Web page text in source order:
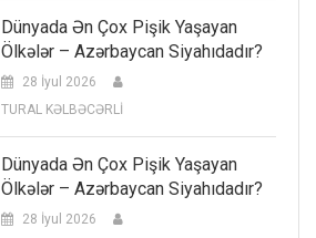
Dünyada Ən Çox Pişik Yaşayan
Ölkələr – Azərbaycan Siyahıdadır?
28 İyul 2026
TURAL KƏLBƏCƏRLİ
Dünyada Ən Çox Pişik Yaşayan
Ölkələr – Azərbaycan Siyahıdadır?
28 İyul 2026